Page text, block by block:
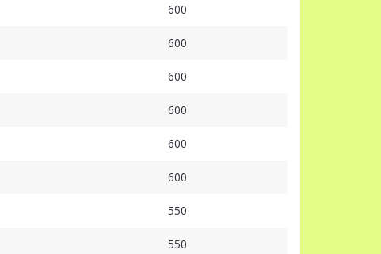
600
600
600
600
600
600
550
550